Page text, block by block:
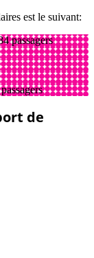
est le suivant:
passagers